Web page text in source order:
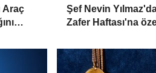
Araç
Şef Nevin
Zafer Haftası'na